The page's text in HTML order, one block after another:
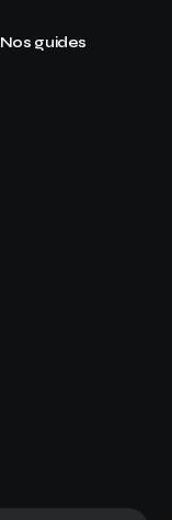
Nos guides